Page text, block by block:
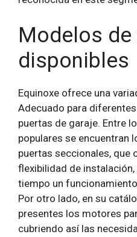
Modelos
disponibles
Equinoxe ofrece una
Adecuado para
puertas de garaje. Entre
populares se encuentran
puertas seccionales, que
flexibilidad de
tiempo un
Por otro lado, en su
presentes los motores
cubriendo así las